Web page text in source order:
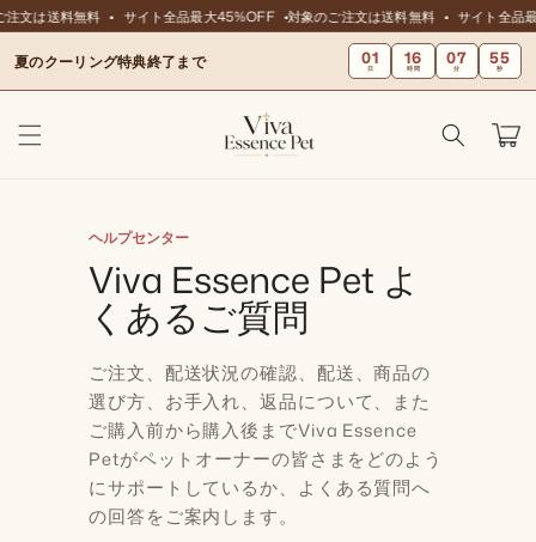
ンツに
スキッ
プ
文は送料無料 サイト全品最大45%OFF 対象のご注文は送料無料 サイト全品
夏のクーリング特典終了まで 01
日
16
時間
07
分
54
秒
ー
ヘルプセンター
Viva Essence Pet よ
くあるご質問
ご注文、配送状況の確認、配送、商品の
選び方、お手入れ、返品について、また
ご購入前から購入後までViva Essence
Petがペットオーナーの皆さまをどのよう
にサポートしているか、よくある質問へ
の回答をご案内します。